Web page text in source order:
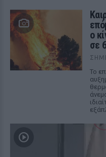
ο
σε
Το